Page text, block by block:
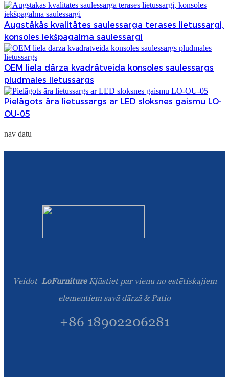
Augstākās kvalitātes saulessarga terases lietussargi,
konsoles iekšpagalma saulessargi
OEM liela dārza kvadrātveida konsoles saulessargs
pludmales lietussargs
Pielāgots āra lietussargs ar LED sloksnes gaismu LO-
OU-05
nav datu
Veidot LoFurniture Kļūstiet par vienu no estētiskajiem
elementiem savā dārzā & Patio
+86 18902206281